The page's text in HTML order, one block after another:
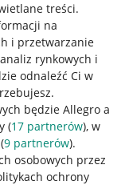
treści.
na
i przetwarzanie
rynkowych i
odnaleźć Ci w
będzie Allegro a
(17 partnerów), w
9 partnerów).
osobowych przez
ochrony